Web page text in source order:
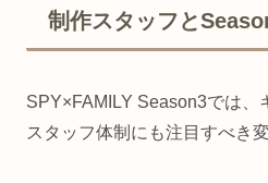
制作スタッフと
SPY×FAMILY Season3では、
スタッフ体制にも注目すべき